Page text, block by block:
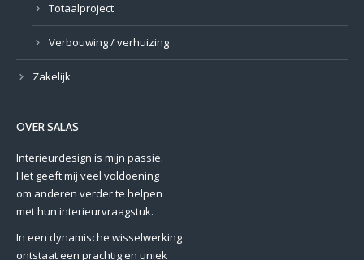
Totaalproject
Verbouwing / verhuizing
Zakelijk
OVER SALAS
Interieurdesign is mijn passie.
Het geeft mij veel voldoening
om anderen verder te helpen
met hun interieurvraagstuk.
In een dynamische wisselwerking
ontstaat een prachtig en uniek